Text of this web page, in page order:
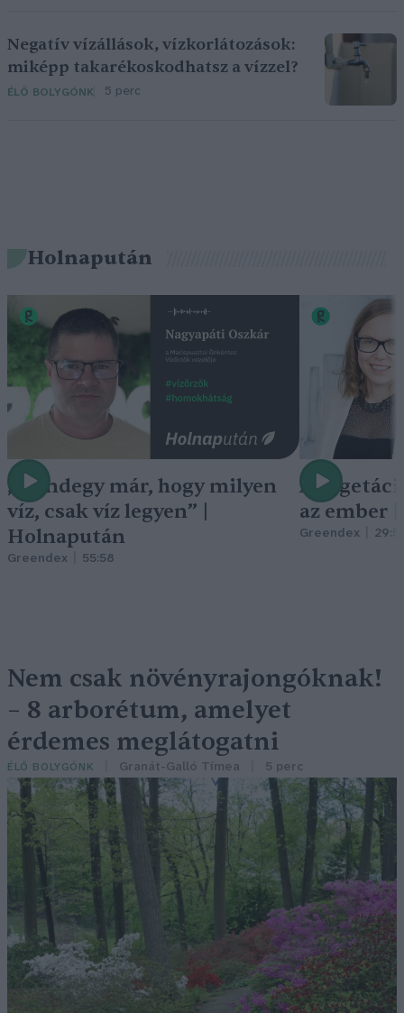
Negatív vízállások, vízkorlátozások:
miképp takarékoskodhatsz a vízzel?
ÉLŐ BOLYGÓNK 5 perc
Holnapután
„Mindegy már, hogy milyen
víz, csak víz legyen” |
Holnapután
Greendex 55:58
A
az ember
Greendex
Nem csak növényrajongóknak!
– 8 arborétum, amelyet
érdemes meglátogatni
ÉLŐ BOLYGÓNK Granát-Galló Tímea 5 perc